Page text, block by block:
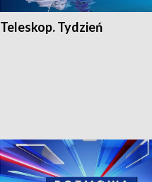
Teleskop. Tydzień